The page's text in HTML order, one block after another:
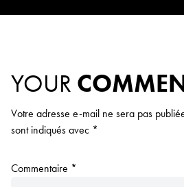
YOUR
Votre adresse e-mail ne sera pas
sont indiqués avec *
Commentaire *